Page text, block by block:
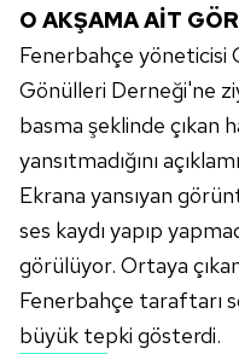
O AKŞAMA AİT
Fenerbahçe yöneticisi
Gönülleri Derneği'ne
basma şeklinde çıkan
yansıtmadığını
Ekrana yansıyan
ses kaydı yapıp
görülüyor. Ortaya
Fenerbahçe taraftarı
büyük tepki gösterdi.